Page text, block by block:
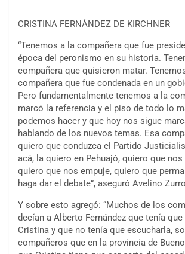
CRISTINA FERNÁNDEZ DE KIRCHNER
“Tenemos a la compañera que fue
época del peronismo en su historia.
compañera que quisieron matar.
compañera que fue condenada en un
Pero fundamentalmente tenemos a la
marcó la referencia y el piso de todo lo
podemos hacer y que hoy nos sigue
hablando de los nuevos temas. Esa
quiero que conduzca el Partido
acá, la quiero en Pehuajó, quiero que nos
quiero que nos empuje, quiero que
haga dar el debate”, aseguró Avelino
Y sobre esto agregó: “Muchos de los
decían a Alberto Fernández que tenía
Cristina y que no tenía que escucharla,
compañeros que en la provincia de